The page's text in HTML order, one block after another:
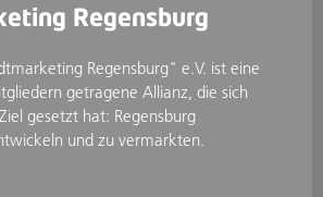
Regensburg
Regensburg" e.V. ist eine
getragene Allianz, die sich
gesetzt hat: Regensburg
und zu vermarkten.